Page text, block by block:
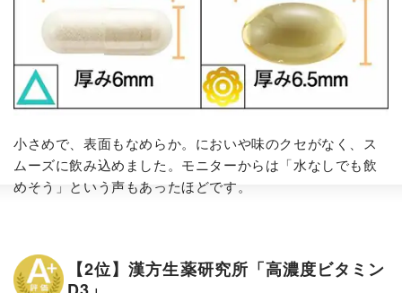
小さめで、表面もなめらか。においや味のクセがなく、ス
ムーズに飲み込めました。モニターからは「水なしでも飲
めそう」という声もあったほどです。
【2位】漢方生薬研究所「高濃度ビタミン